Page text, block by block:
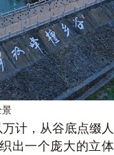
景
计，从谷底点缀人
出一个庞大的立体